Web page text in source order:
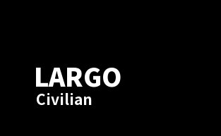
LARGO
Civilian